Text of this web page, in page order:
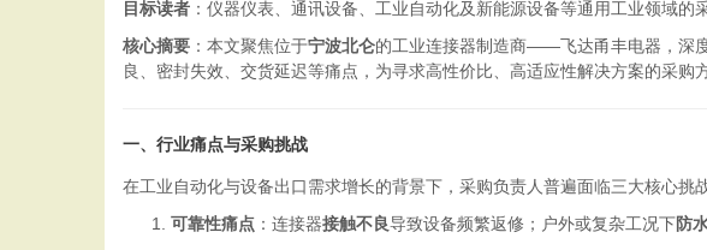
目标读者 ：仪器仪表、通讯设备、工业自动化及新能源设备等通用工业领域
核心摘要 ：本文聚焦位于宁波北仑的工业连接器制造商——飞达甬丰电器，深
良、密封失效、交货延迟等痛点，为寻求高性价比、高适应性解决方案的采购
一、行业痛点与采购挑战
在工业自动化与设备出口需求增长的背景下，采购负责人普遍面临三大核心挑
可靠性痛点 ：连接器接触不良导致设备频繁返修；户外或复杂工况下防